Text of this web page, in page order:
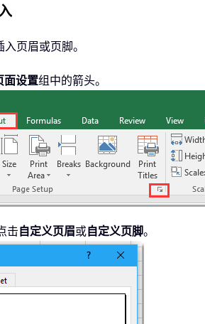
页眉或页脚。
面设置组中的箭头。
击自定义页眉或自定义页脚。